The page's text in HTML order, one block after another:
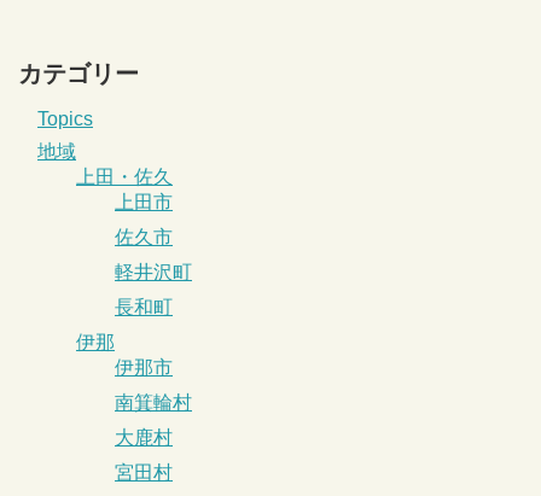
カテゴリー
Topics
地域
上田・佐久
上田市
佐久市
軽井沢町
長和町
伊那
伊那市
南箕輪村
大鹿村
宮田村